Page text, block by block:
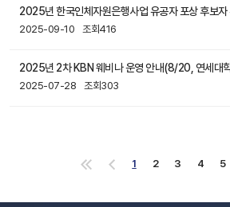
2025년 한국인체자원은행사업 유공자 포상 후보자
2025-09-10 조회416
2025년 2차 KBN 웨비나 운영 안내(8/20, 연세대
2025-07-28 조회303
1 2 3 4
5